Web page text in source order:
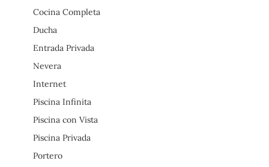
Cocina Completa
Ducha
Entrada Privada
Nevera
Internet
Piscina Infinita
Piscina con Vista
Piscina Privada
Portero